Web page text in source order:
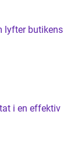
lyfter butikens
i en effektiv